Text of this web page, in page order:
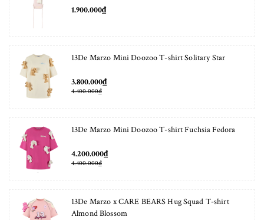
1.900.000₫
13De Marzo Mini Doozoo T-shirt Solitary Star
3.800.000₫
4.400.000₫
13De Marzo Mini Doozoo T-shirt Fuchsia Fedora
4.200.000₫
4.400.000₫
13De Marzo x CARE BEARS Hug Squad T-shirt
Almond Blossom